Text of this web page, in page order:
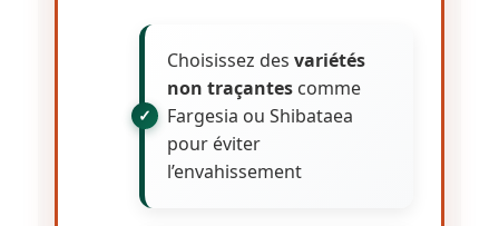
Choisissez des variétés
non traçantes comme
Fargesia ou Shibataea
pour éviter
l’envahissement